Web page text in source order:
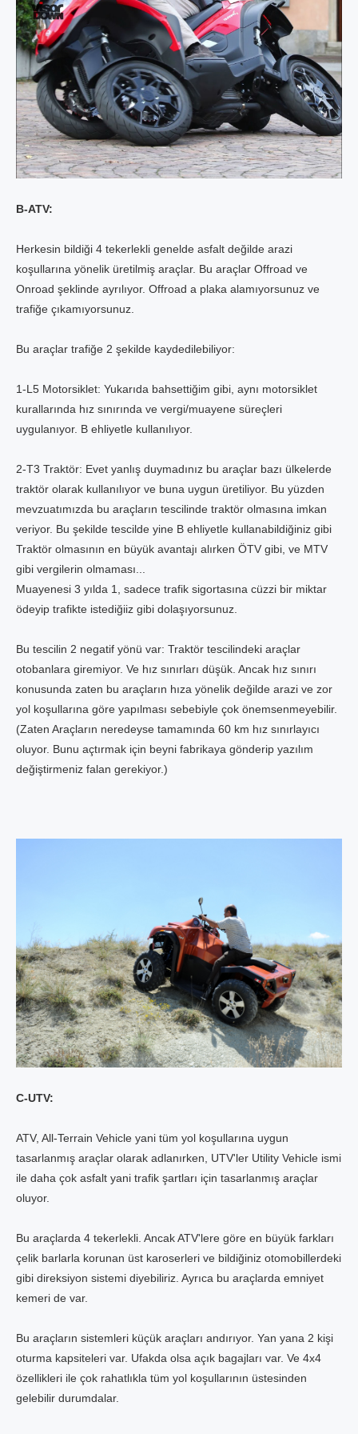
B-ATV:
Herkesin bildiği 4 tekerlekli genelde asfalt değilde arazi
koşullarına yönelik üretilmiş araçlar. Bu araçlar Offroad ve
Onroad şeklinde ayrılıyor. Offroad a plaka alamıyorsunuz ve
trafiğe çıkamıyorsunuz.
Bu araçlar trafiğe 2 şekilde kaydedilebiliyor:
1-L5 Motorsiklet: Yukarıda bahsettiğim gibi, aynı motorsiklet
kurallarında hız sınırında ve vergi/muayene süreçleri
uygulanıyor. B ehliyetle kullanılıyor.
2-T3 Traktör: Evet yanlış duymadınız bu araçlar bazı ülkelerde
traktör olarak kullanılıyor ve buna uygun üretiliyor. Bu yüzden
mevzuatımızda bu araçların tescilinde traktör olmasına imkan
veriyor. Bu şekilde tescilde yine B ehliyetle kullanabildiğiniz gibi
Traktör olmasının en büyük avantajı alırken ÖTV gibi, ve MTV
gibi vergilerin olmaması...
Muayenesi 3 yılda 1, sadece trafik sigortasına cüzzi bir miktar
ödeyip trafikte istediğiiz gibi dolaşıyorsunuz.
Bu tescilin 2 negatif yönü var: Traktör tescilindeki araçlar
otobanlara giremiyor. Ve hız sınırları düşük. Ancak hız sınırı
konusunda zaten bu araçların hıza yönelik değilde arazi ve zor
yol koşullarına göre yapılması sebebiyle çok önemsenmeyebilir.
(Zaten Araçların neredeyse tamamında 60 km hız sınırlayıcı
oluyor. Bunu açtırmak için beyni fabrikaya gönderip yazılım
değiştirmeniz falan gerekiyor.)
C-UTV:
ATV, All-Terrain Vehicle yani tüm yol koşullarına uygun
tasarlanmış araçlar olarak adlanırken, UTV'ler Utility Vehicle ismi
ile daha çok asfalt yani trafik şartları için tasarlanmış araçlar
oluyor.
Bu araçlarda 4 tekerlekli. Ancak ATV'lere göre en büyük farkları
çelik barlarla korunan üst karoserleri ve bildiğiniz otomobillerdeki
gibi direksiyon sistemi diyebiliriz. Ayrıca bu araçlarda emniyet
kemeri de var.
Bu araçların sistemleri küçük araçları andırıyor. Yan yana 2 kişi
oturma kapsiteleri var. Ufakda olsa açık bagajları var. Ve 4x4
özellikleri ile çok rahatlıkla tüm yol koşullarının üstesinden
gelebilir durumdalar.